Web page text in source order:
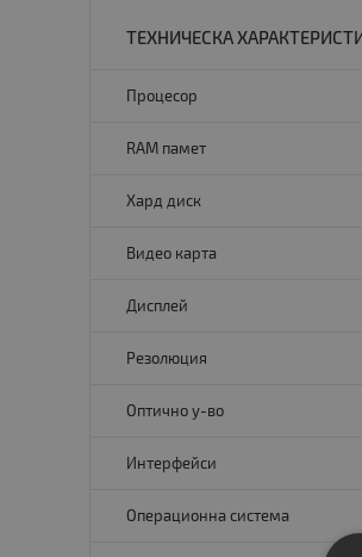
ТЕХНИЧЕСКА
Процесор
RAM памет
Хард диск
Видео карта
Дисплей
Резолюция
Оптично у-во
Интерфейси
Операционна система